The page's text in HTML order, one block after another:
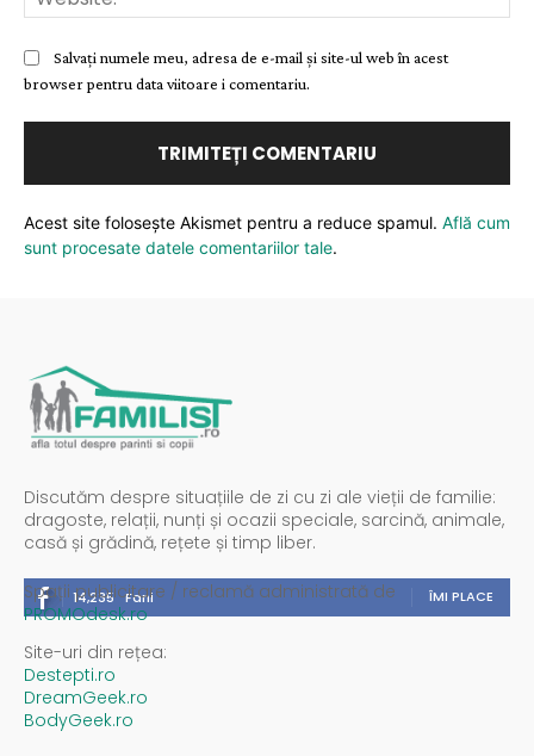
Salvați numele meu, adresa de e-mail și site-ul web în acest
browser pentru data viitoare i comentariu.
Acest site folosește Akismet pentru a reduce spamul. Află cum
sunt procesate datele comentariilor tale.
Discutăm despre situațiile de zi cu zi ale vieții de familie:
dragoste, relații, nunți și ocazii speciale, sarcină, animale,
casă și grădină, rețete și timp liber.
14,235 Fani ÎMI PLACE
Spații publicitare / reclamă administrată de
PROMOdesk.ro
Site-uri din rețea:
Destepti.ro
DreamGeek.ro
BodyGeek.ro